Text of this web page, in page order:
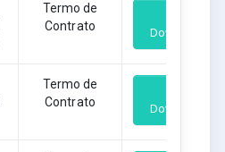
Termo de
Contrato
Download
Termo de
Contrato
Download